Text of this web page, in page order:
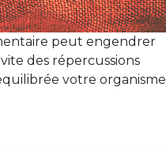
peut engendrer
des répercussions
votre organisme